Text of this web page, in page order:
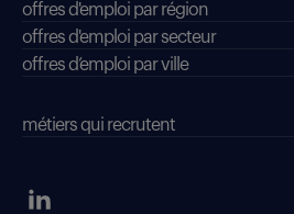
offres d'emploi par région
offres d'emploi par secteur
offres d’emploi par ville
métiers qui recrutent